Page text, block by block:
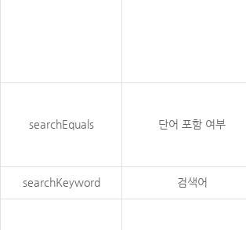
searchEquals 단어 포함 여부
searchKeyword 검색어